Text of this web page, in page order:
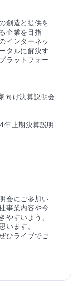
創造と提供を
企業を目指
インターネッ
タルに解決す
ラットフォー
向け決算説明会
年上期決算説明
会にご参加い
事業内容や今
やすいよう、
います。
ひライブでご